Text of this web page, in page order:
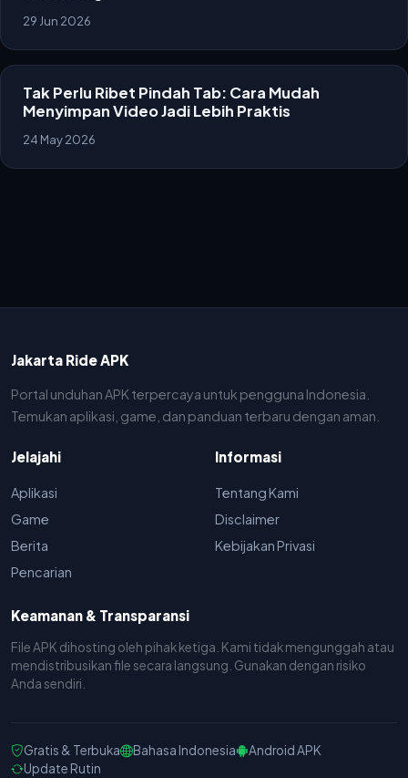
29 Jun 2026
Tak Perlu Ribet Pindah Tab: Cara Mudah
Menyimpan Video Jadi Lebih Praktis
24 May 2026
Jakarta Ride APK
Portal unduhan APK terpercaya untuk pengguna Indonesia.
Temukan aplikasi, game, dan panduan terbaru dengan aman.
Jelajahi
Aplikasi
Game
Berita
Pencarian
Informasi
Tentang Kami
Disclaimer
Kebijakan Privasi
Keamanan & Transparansi
File APK dihosting oleh pihak ketiga. Kami tidak mengunggah atau
mendistribusikan file secara langsung. Gunakan dengan risiko
Anda sendiri.
Gratis & Terbuka Bahasa Indonesia
Android APK
Update Rutin